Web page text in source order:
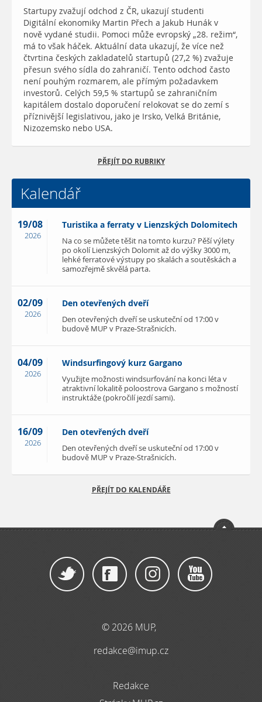
Startupy zvažují odchod z ČR, ukazují studenti
Digitální ekonomiky Martin Přech a Jakub Hunák v
nově vydané studii. Pomoci může evropský „28. režim“,
má to však háček. Aktuální data ukazují, že více než
čtvrtina českých zakladatelů startupů (27,2 %) zvažuje
přesun svého sídla do zahraničí. Tento odchod často
není pouhým rozmarem, ale přímým požadavkem
investorů. Celých 59,5 % startupů se zahraničním
kapitálem dostalo doporučení relokovat se do zemí s
příznivější legislativou, jako je Irsko, Velká Británie,
Nizozemsko nebo USA.
PŘEJÍT DO RUBRIKY
Kalendář
19/08
2026
Turistika a ferraty v Lienzských Dolomitech
Na co se můžete těšit na tomto kurzu? Pěší výlety
po okolí Lienzských Dolomit až do výšky 3000 m,
lehké ferratové výstupy po skalách a soutěskách a
samozřejmě skvělá parta.
02/09
2026
Den otevřených dveří
Den otevřených dveří se uskuteční od 17:00 v
budově MUP v Praze-Strašnicích.
04/09
2026
Windsurfingový kurz Gargano
Využijte možnosti windsurfování na konci léta v
atraktivní lokalitě poloostrova Gargano s možností
instruktáže (pokročilí jezdí sami).
16/09
2026
Den otevřených dveří
Den otevřených dveří se uskuteční od 17:00 v
budově MUP v Praze-Strašnicích.
PŘEJÍT DO KALENDÁŘE
© 2026 MUP,
redakce@imup.cz
Redakce